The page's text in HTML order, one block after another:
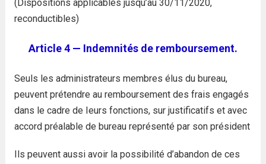
(Dispositions applicables jusqu’au 30/11/2020,
reconductibles)
Article 4 — Indemnités de remboursement.
Seuls les administrateurs membres élus du bureau,
peuvent prétendre au remboursement des frais engagés
dans le cadre de Ieurs fonctions, sur justificatifs et avec
accord préalable de bureau représenté par son président
Ils peuvent aussi avoir la possibilité d’abandon de ces